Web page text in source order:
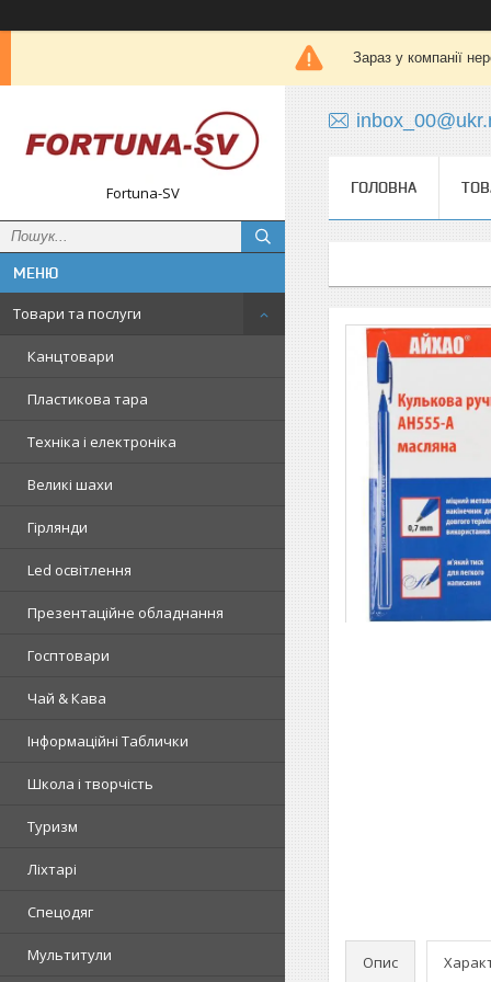
Зараз у компанії
Fortuna-SV
Товари та послуги
Канцтовари
Пластикова тара
Техніка і електроніка
Великі шахи
Гірлянди
Led освітлення
Презентаційне обладнання
Госптовари
Чай & Кава
Інформаційні Таблички
Школа і творчість
Туризм
Ліхтарі
Спецодяг
Мультитули
ГОЛОВНА
Опис